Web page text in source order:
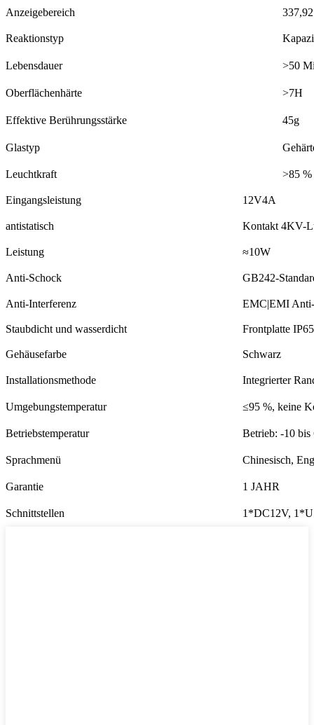
Anzeigebereich
Reaktionstyp
Lebensdauer >50
Oberflächenhärte >7H
Effektive Berührungsstärke 45g
Glastyp
Leuchtkraft >85 %
Eingangsleistung 12V4A
antistatisch Kontakt 4KV-
Leistung ≈10W
Anti-Schock GB242-
Anti-Interferenz EMC|EMI Anti-
Staubdicht und wasserdicht Frontplatte
Gehäusefarbe Schwarz
Installationsmethode Integrierter
Umgebungstemperatur ≤95 %, keine
Betriebstemperatur Betrieb: -10 bis
Sprachmenü Chinesisch,
Garantie 1 JAHR
Schnittstellen 1*DC12V,